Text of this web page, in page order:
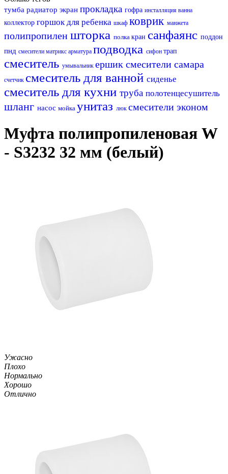
тумба радиатор экран прокладка гофра инсталляция ванна
коллектор горшок для ребенка шкаф коврик манжета
полипропилен шторка полка кран санфаянс поддон
пнд смесители матрикс арматура подводка сифон трап
смеситель умывальник ершик смесители самара
счетчик смеситель для ванной сиденье
смеситель для кухни труба полотенцесушитель
шланг насос мойка унитаз люк смесители эконом
Муфта полипропиленовая W
- S3232 32 мм (белый)
Ужасно
Плохо
Нормально
Хорошо
Отлично